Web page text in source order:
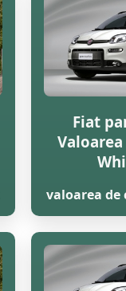
Fiat
valoarea de